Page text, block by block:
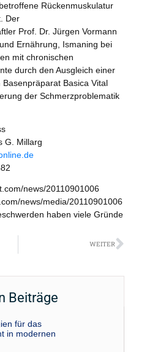
Rückenmuskulatur
Der
Prof. Dr. Jürgen Vormann
Ernährung, Ismaning bei
mit chronischen
durch den Ausgleich einer
Basica Vital
der Schmerzproblematik
G. Millarg
news/20110901006
news/media/20110901006
haben viele Gründe
WEITER
Beiträge
für das
in modernen